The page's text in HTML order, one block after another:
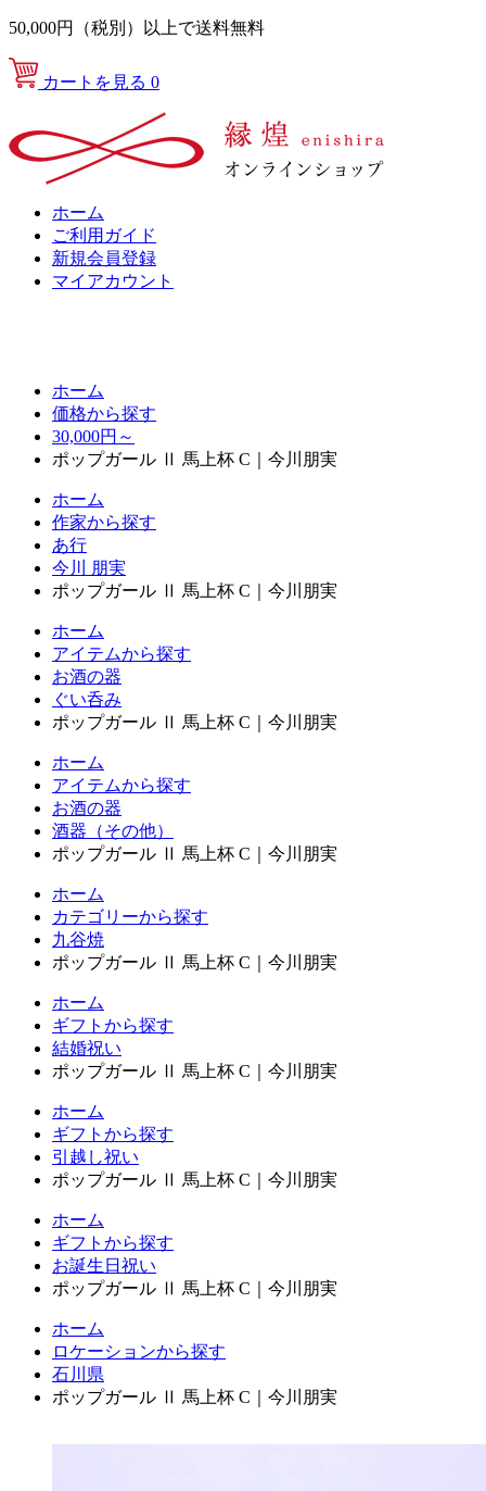
50,000円（税別）以上で送料無料
カートを見る 0
ホーム
ご利用ガイド
新規会員登録
マイアカウント
ホーム
価格から探す
30,000円～
ポップガール Ⅱ 馬上杯 C｜今川朋実
ホーム
作家から探す
あ行
今川 朋実
ポップガール Ⅱ 馬上杯 C｜今川朋実
ホーム
アイテムから探す
お酒の器
ぐい呑み
ポップガール Ⅱ 馬上杯 C｜今川朋実
ホーム
アイテムから探す
お酒の器
酒器（その他）
ポップガール Ⅱ 馬上杯 C｜今川朋実
ホーム
カテゴリーから探す
九谷焼
ポップガール Ⅱ 馬上杯 C｜今川朋実
ホーム
ギフトから探す
結婚祝い
ポップガール Ⅱ 馬上杯 C｜今川朋実
ホーム
ギフトから探す
引越し祝い
ポップガール Ⅱ 馬上杯 C｜今川朋実
ホーム
ギフトから探す
お誕生日祝い
ポップガール Ⅱ 馬上杯 C｜今川朋実
ホーム
ロケーションから探す
石川県
ポップガール Ⅱ 馬上杯 C｜今川朋実